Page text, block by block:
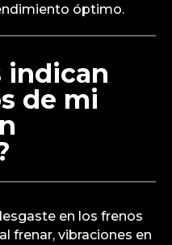
óptimo.
indican
de mi
en los frenos
frenar, vibraciones en